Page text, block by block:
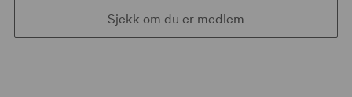
Sjekk om du er medlem